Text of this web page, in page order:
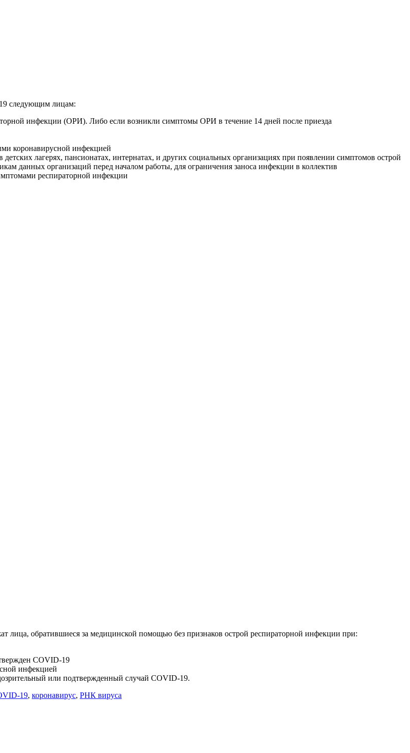
следующим лицам:
инфекции (ОРИ). Либо если возникли симптомы ОРИ в течение 14 дней после приезда
коронавирусной инфекцией
лагерях, пансионатах, интернатах, и других социальных организациях при появлении симптомов острой
данных организаций перед началом работы, для ограничения заноса инфекции в коллектив
респираторной инфекции
лица, обратившиеся за медицинской помощью без признаков острой респираторной инфекции при:
COVID-19
инфекцией
или подтвержденный случай COVID-19.
19, коронавирус, РНК вируса